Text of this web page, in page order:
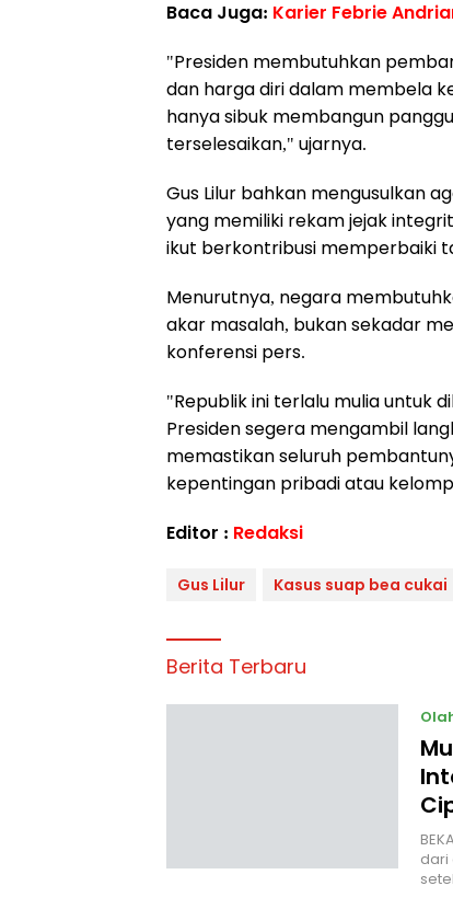
Baca Juga: Karier Febrie
"Presiden membutuhkan
dan harga diri dalam membela
hanya sibuk membangun
terselesaikan," ujarnya.
Gus Lilur bahkan mengusulkan
yang memiliki rekam jejak
ikut berkontribusi memperbaiki
Menurutnya, negara
akar masalah, bukan sekadar
konferensi pers.
"Republik ini terlalu mulia untuk
Presiden segera mengambil
memastikan seluruh
kepentingan pribadi atau
Editor : Redaksi
Gus Lilur Kasus suap bea cukai
Berita Terbaru
dari